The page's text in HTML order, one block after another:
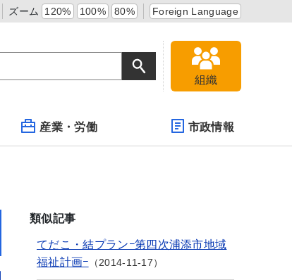
ズーム 120% 100% 80% Foreign Language
組織
産業・労働 市政情報
類似記事
てだこ・結プラン−第四次浦添市地域
福祉計画−
2014-11-17